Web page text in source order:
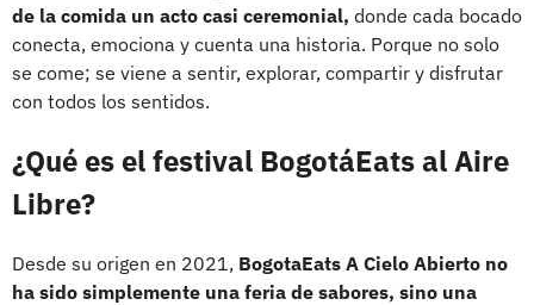
de la comida un acto casi ceremonial, donde cada bocado
conecta, emociona y cuenta una historia. Porque no solo
se come; se viene a sentir, explorar, compartir y disfrutar
con todos los sentidos.
¿Qué es el festival BogotáEats al Aire
Libre?
Desde su origen en 2021, BogotaEats A Cielo Abierto no
ha sido simplemente una feria de sabores, sino una